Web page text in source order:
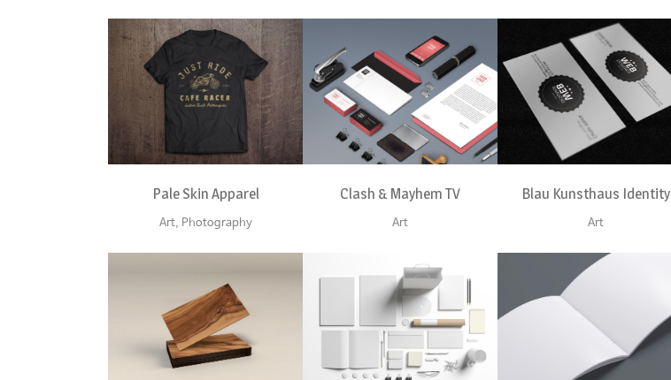
ZOOM VIEW
Pale Skin Apparel
Art, Photography
ZOOM VIEW
Clash & Mayhem TV
Art
ZOOM VIEW
Blau Kunsthaus Identity
Art
ZOOM VIEW VIEW